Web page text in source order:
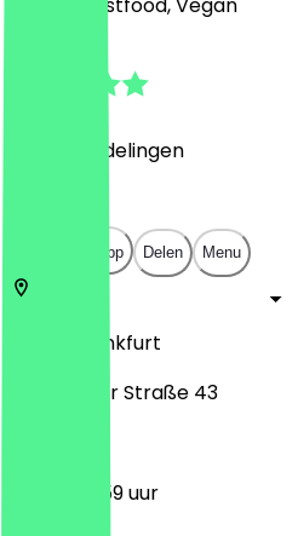
Beoordelingen
Open in app Delen Menu
Frankfurt
Münchener Straße 43
12:00 - 23:59 uur